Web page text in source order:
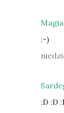
:-)
:D :D